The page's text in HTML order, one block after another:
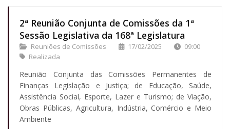
2ª Reunião Conjunta de Comissões da 1ª
Sessão Legislativa da 168ª Legislatura
Reuniões de Comissões 17/02/2025
09:00
Realizada
Reunião Conjunta das Comissões Permanentes de
Finanças Legislação e Justiça; de Educação, Saúde,
Assistência Social, Esporte, Lazer e Turismo; de Viação,
Obras Públicas, Agricultura, Indústria, Comércio e Meio
Ambiente